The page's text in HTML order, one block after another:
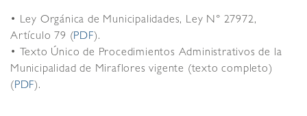
• Ley Orgánica de Municipalidades, Ley N° 27972,
Artículo 79 (PDF).
• Texto Único de Procedimientos Administrativos de la
Municipalidad de Miraflores vigente (texto completo)
(PDF).